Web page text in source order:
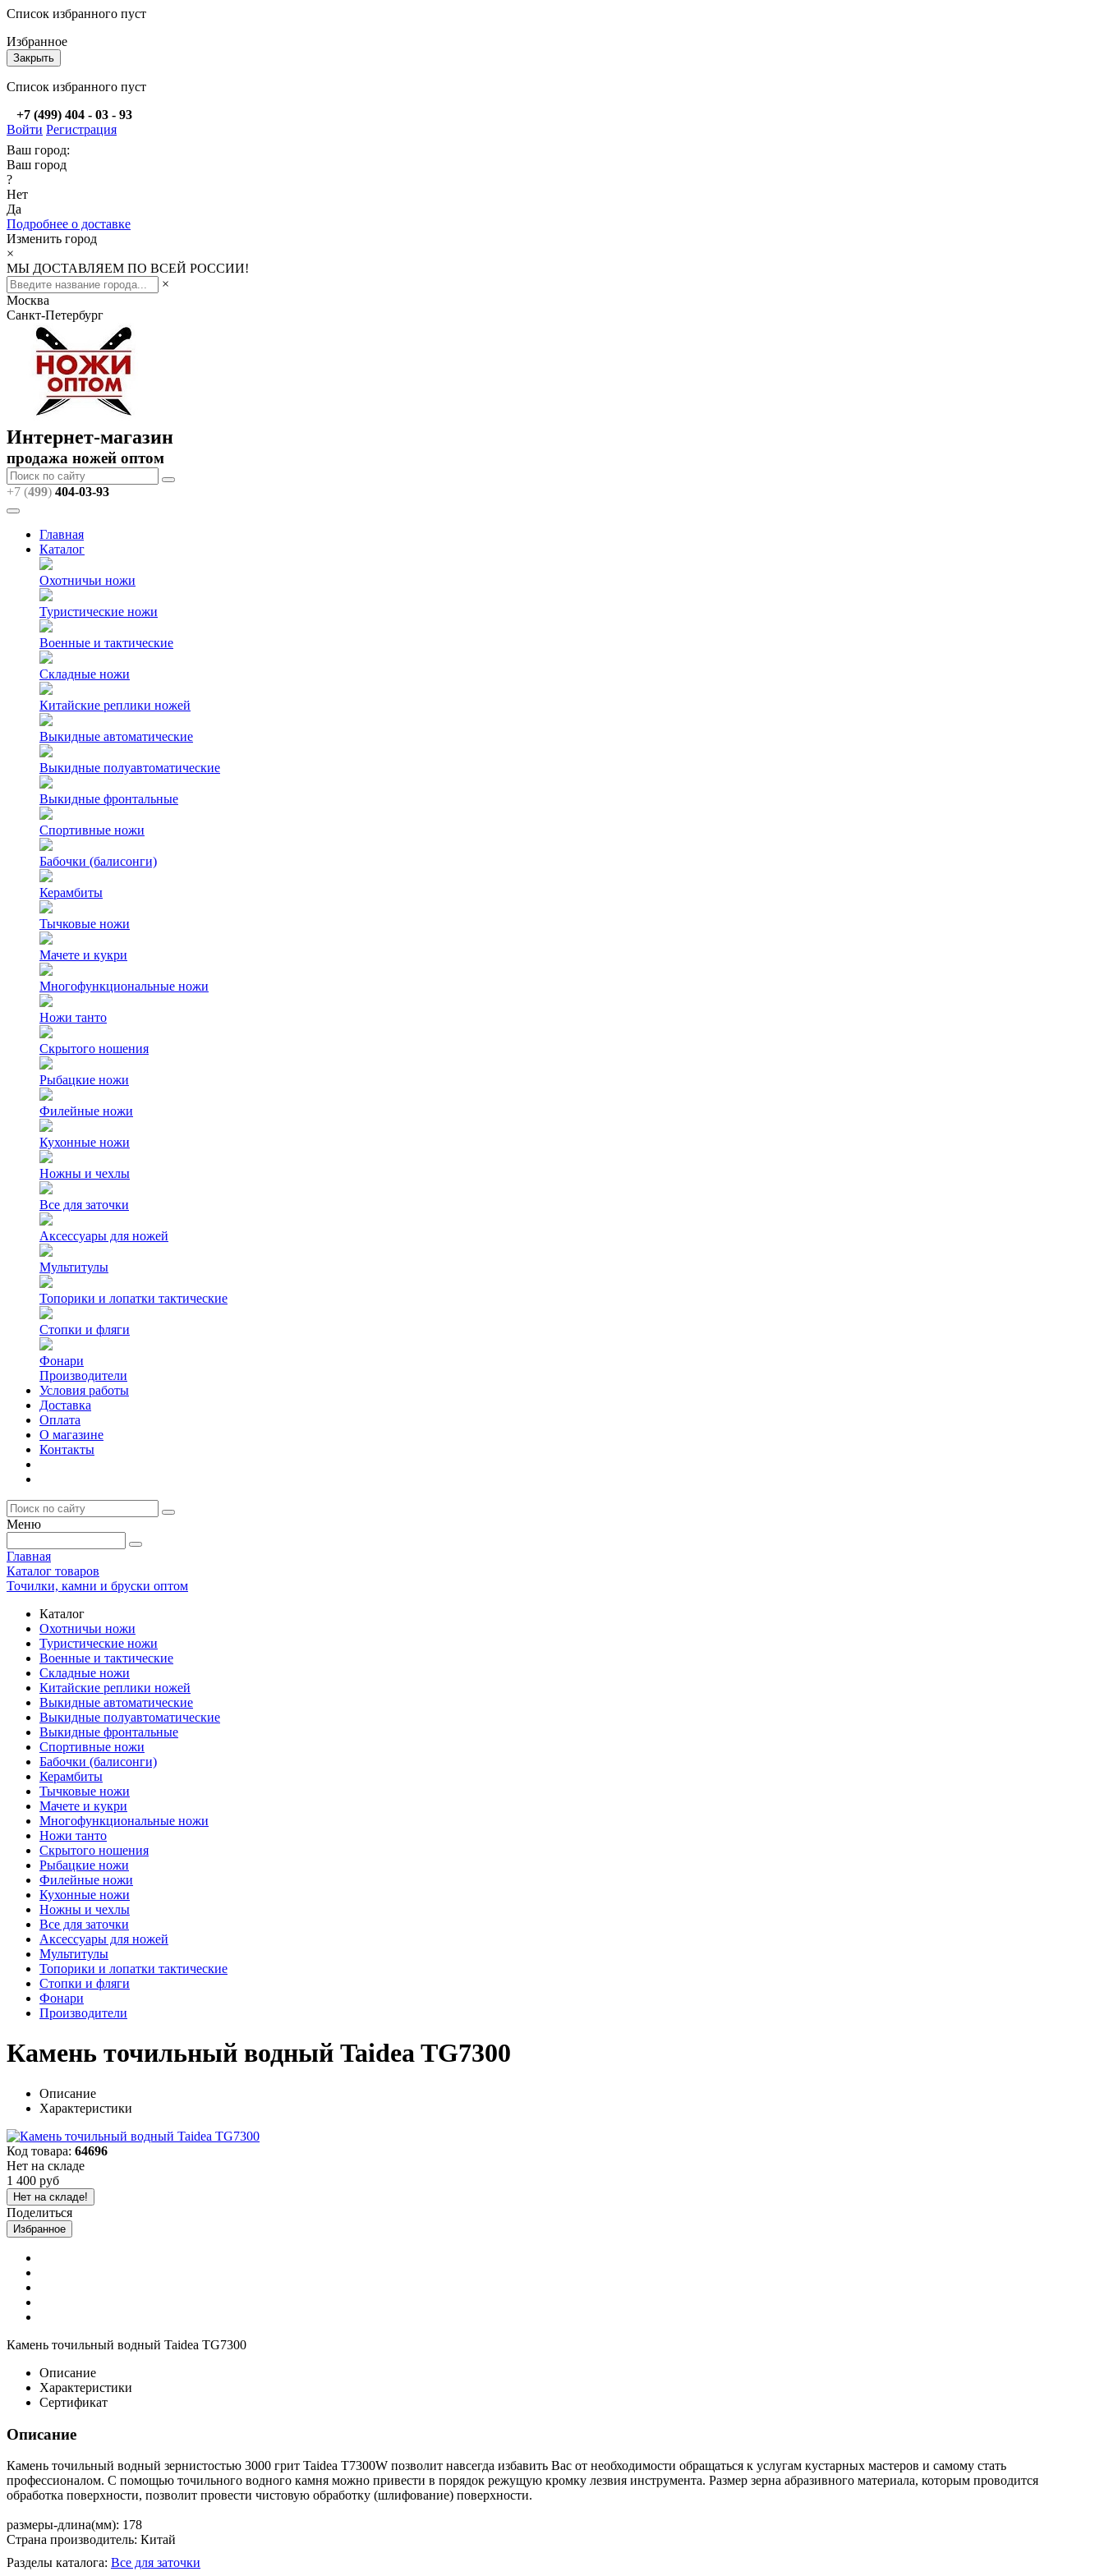
Список избранного пуст
Избранное
Закрыть
Список избранного пуст
+7 (499) 404 - 03 - 93
Войти Регистрация
Ваш город:
Ваш город
?
Нет
Да
Подробнее о доставке
Изменить город
×
МЫ ДОСТАВЛЯЕМ ПО ВСЕЙ РОССИИ!
×
Москва
Санкт-Петербург
Интернет-магазин
продажа ножей оптом
+7 (499) 404-03-93
Главная
Каталог
Охотничьи ножи
Туристические ножи
Военные и тактические
Складные ножи
Китайские реплики ножей
Выкидные автоматические
Выкидные полуавтоматические
Выкидные фронтальные
Спортивные ножи
Бабочки (балисонги)
Керамбиты
Тычковые ножи
Мачете и кукри
Многофункциональные ножи
Ножи танто
Скрытого ношения
Рыбацкие ножи
Филейные ножи
Кухонные ножи
Ножны и чехлы
Все для заточки
Аксессуары для ножей
Мультитулы
Топорики и лопатки тактические
Стопки и фляги
Фонари
Производители
Условия работы
Доставка
Оплата
О магазине
Контакты
Меню
Главная
Каталог товаров
Точилки, камни и бруски оптом
Каталог
Охотничьи ножи
Туристические ножи
Военные и тактические
Складные ножи
Китайские реплики ножей
Выкидные автоматические
Выкидные полуавтоматические
Выкидные фронтальные
Спортивные ножи
Бабочки (балисонги)
Керамбиты
Тычковые ножи
Мачете и кукри
Многофункциональные ножи
Ножи танто
Скрытого ношения
Рыбацкие ножи
Филейные ножи
Кухонные ножи
Ножны и чехлы
Все для заточки
Аксессуары для ножей
Мультитулы
Топорики и лопатки тактические
Стопки и фляги
Фонари
Производители
Камень точильный водный Taidea TG7300
Описание
Характеристики
Код товара: 64696
Нет на складе
1 400 руб
Нет на складе!
Поделиться
Избранное
Камень точильный водный Taidea TG7300
Описание
Характеристики
Сертификат
Описание
Камень точильный водный зернистостью 3000 грит Taidea T7300W позволит навсегда избавить Вас от необходимости обращаться к услугам кустарных мастеров и самому стать
профессионалом. С помощью точильного водного камня можно привести в порядок режущую кромку лезвия инструмента. Размер зерна абразивного материала, которым проводится
обработка поверхности, позволит провести чистовую обработку (шлифование) поверхности.
размеры-длина(мм): 178
Страна производитель: Китай
Разделы каталога: Все для заточки